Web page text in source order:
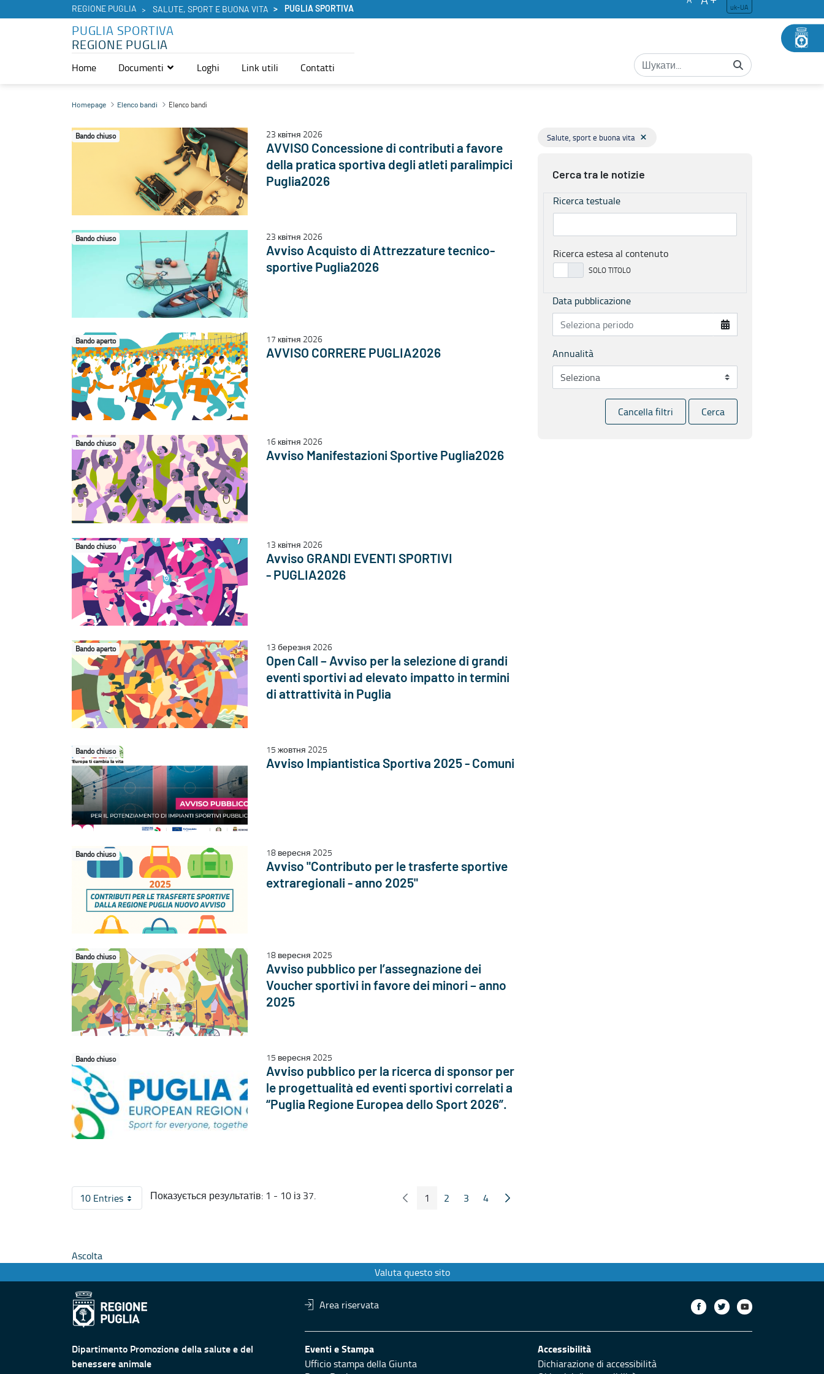
REGIONE PUGLIA SALUTE, SPORT E BUONA VITA PUGLIA SPORTIVA uk-UA
PUGLIA SPORTIVA
REGIONE PUGLIA
Home Documenti Loghi Link utili Contatti
Elenco bandi - Puglia Sportiva
Homepage Elenco bandi Elenco bandi
Bando chiuso 23 квітня 2026
AVVISO Concessione di contributi a favore
della pratica sportiva degli atleti paralimpici
Puglia2026
Bando chiuso 23 квітня 2026
Avviso Acquisto di Attrezzature tecnico-
sportive Puglia2026
Bando aperto 17 квітня 2026
AVVISO CORRERE PUGLIA2026
Bando chiuso 16 квітня 2026
Avviso Manifestazioni Sportive Puglia2026
Bando chiuso 13 квітня 2026
Avviso GRANDI EVENTI SPORTIVI
- PUGLIA2026
Bando aperto 13 березня 2026
Open Call – Avviso per la selezione di grandi
eventi sportivi ad elevato impatto in termini
di attrattività in Puglia
Bando chiuso 15 жовтня 2025
Avviso Impiantistica Sportiva 2025 - Comuni
Bando chiuso 18 вересня 2025
Avviso "Contributo per le trasferte sportive
extraregionali - anno 2025"
Bando chiuso 18 вересня 2025
Avviso pubblico per l’assegnazione dei
Voucher sportivi in favore dei minori – anno
2025
Bando chiuso 15 вересня 2025
Avviso pubblico per la ricerca di sponsor per
le progettualità ed eventi sportivi correlati a
“Puglia Regione Europea dello Sport 2026”.
10 EntriesНа сторінку
Показується результатів: 1 - 10 із 37. Попередні сторінка
Сторінка
1 Сторінка
2 Сторінка
3 Сторінка
4 Наступна сторінка
Salute, sport e buona vita
Cerca tra le notizie
Ricerca testuale
Ricerca estesa al contenuto
Data pubblicazione
Annualità
Cancella filtri Cerca
Ascolta
Valuta questo sito
Area riservata
Dipartimento Promozione della salute e del
benessere animale
Eventi e Stampa
Ufficio stampa della Giunta
Accessibilità
Dichiarazione di accessibilità